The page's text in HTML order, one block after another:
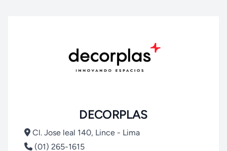
DECORPLAS
Cl. Jose leal 140, Lince - Lima
(01) 265-1615